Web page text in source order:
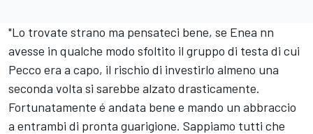
"Lo trovate strano ma pensateci bene, se Enea nn
avesse in qualche modo sfoltito il gruppo di testa di cui
Pecco era a capo, il rischio di investirlo almeno una
seconda volta si sarebbe alzato drasticamente.
Fortunatamente é andata bene e mando un abbraccio
a entrambi di pronta guarigione. Sappiamo tutti che